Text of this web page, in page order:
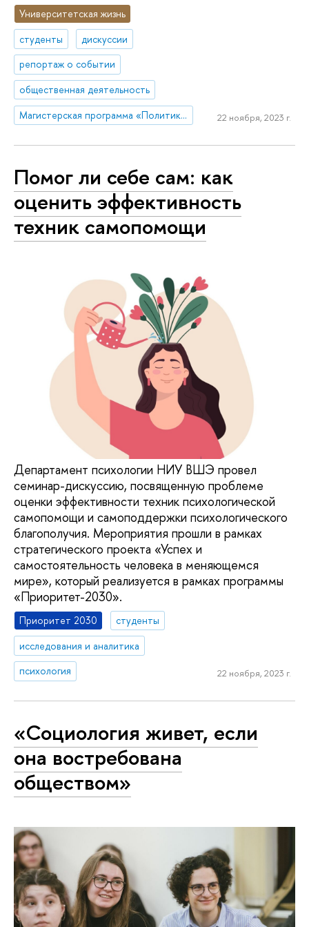
Университетская жизнь
студенты
дискуссии
репортаж о событии
общественная деятельность
Магистерская программа «Политика. Экономика. Философия»
22 ноября, 2023 г.
Помог ли себе сам: как
оценить эффективность
техник самопомощи
Департамент психологии НИУ ВШЭ провел
семинар-дискуссию, посвященную проблеме
оценки эффективности техник психологической
самопомощи и самоподдержки психологического
благополучия. Мероприятия прошли в рамках
стратегического проекта «Успех и
самостоятельность человека в меняющемся
мире», который реализуется в рамках программы
«Приоритет-2030».
Приоритет 2030
студенты
исследования и аналитика
психология
22 ноября, 2023 г.
«Социология живет, если
она востребована
обществом»